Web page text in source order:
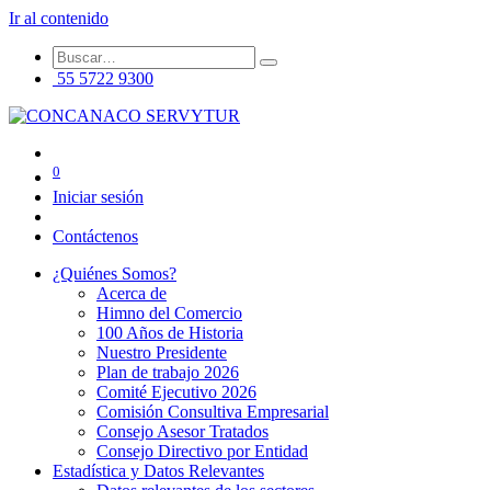
Ir al contenido
55 5722 9300
0
Iniciar sesión
Contáctenos
¿Quiénes Somos?
Acerca de
Himno del Comercio
100 Años de Historia
Nuestro Presidente
Plan de trabajo 2026
Comité Ejecutivo 2026
Comisión Consultiva Empresarial
Consejo Asesor Tratados
Consejo Directivo por Entidad
Estadística y Datos Relevantes